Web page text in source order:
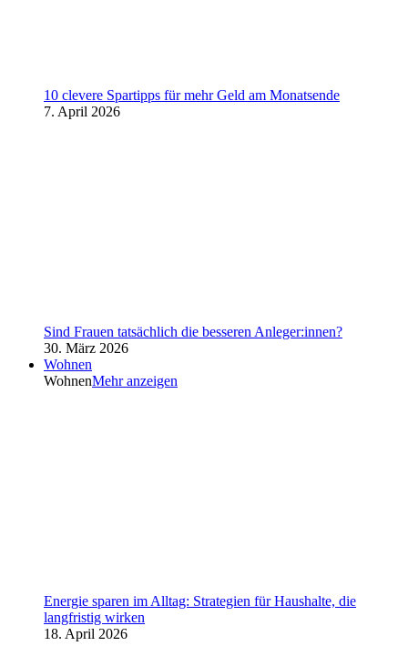
10 clevere Spartipps für mehr Geld am Monatsende
7. April 2026
Sind Frauen tatsächlich die besseren Anleger:innen?
30. März 2026
Wohnen
WohnenMehr anzeigen
Energie sparen im Alltag: Strategien für Haushalte, die
langfristig wirken
18. April 2026